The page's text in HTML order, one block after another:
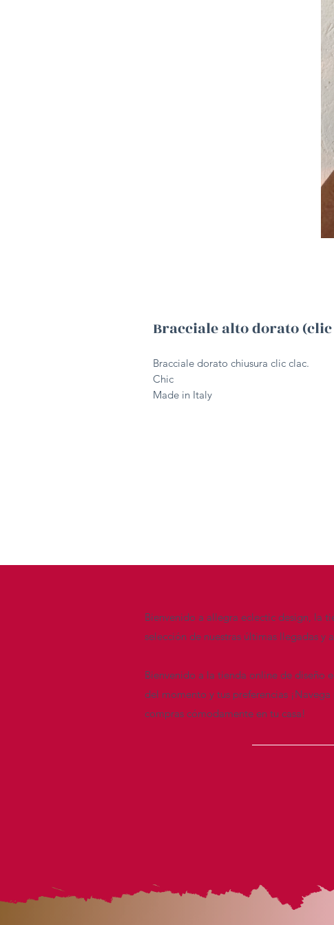
Bracciale alto dorato
Bracciale dorato chiusura clic clac.
Chic
Made in Italy
Bienvenido a allegra eclectic design, la
selección de nuestras últimas llegadas
Bienvenido a la tienda online de diseño
del momento y tus preferencias
compras cómodamente en tu casa!